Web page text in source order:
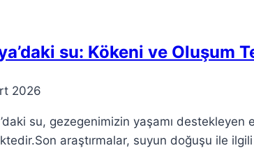
su: Kökeni ve Oluşum
2026
su, gezegenimizin yaşamı
araştırmalar, suyun doğuşu ile